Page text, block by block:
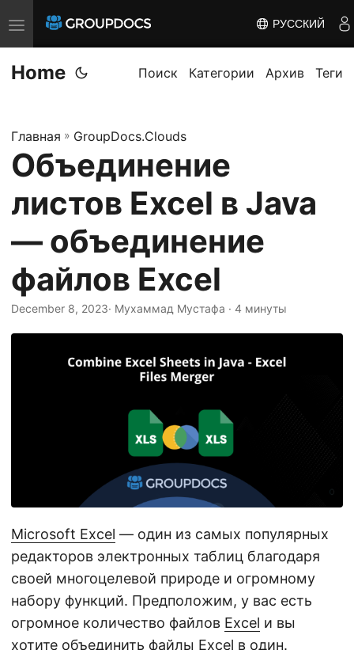
T
o
g
e
n
a
v
g
a
t
i
o
РУССКИЙ
Home Поиск Категории Архив Теги
Главная » GroupDocs.Clouds
Объединение
листов Excel в Java
— объединение
файлов Excel
December 8, 2023· Мухаммад Мустафа · 4 минуты
Microsoft Excel — один из самых популярных
редакторов электронных таблиц благодаря
своей многоцелевой природе и огромному
набору функций. Предположим, у вас есть
огромное количество файлов Excel и вы
хотите объединить файлы Excel в один.